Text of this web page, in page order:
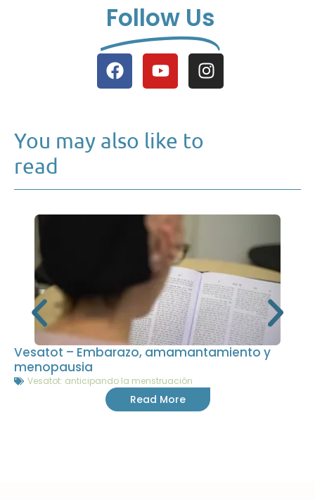
Follow Us
You may also like to
read
Vesatot – Embarazo, amamantamiento y
menopausia
Vesatot: anticipando la menstruación
Read More